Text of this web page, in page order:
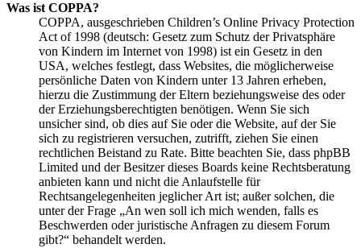
Was ist COPPA?
COPPA, ausgeschrieben Children’s Online Privacy Protection
Act of 1998 (deutsch: Gesetz zum Schutz der Privatsphäre
von Kindern im Internet von 1998) ist ein Gesetz in den
USA, welches festlegt, dass Websites, die möglicherweise
persönliche Daten von Kindern unter 13 Jahren erheben,
hierzu die Zustimmung der Eltern beziehungsweise des oder
der Erziehungsberechtigten benötigen. Wenn Sie sich
unsicher sind, ob dies auf Sie oder die Website, auf der Sie
sich zu registrieren versuchen, zutrifft, ziehen Sie einen
rechtlichen Beistand zu Rate. Bitte beachten Sie, dass phpBB
Limited und der Besitzer dieses Boards keine Rechtsberatung
anbieten kann und nicht die Anlaufstelle für
Rechtsangelegenheiten jeglicher Art ist; außer solchen, die
unter der Frage „An wen soll ich mich wenden, falls es
Beschwerden oder juristische Anfragen zu diesem Forum
gibt?“ behandelt werden.